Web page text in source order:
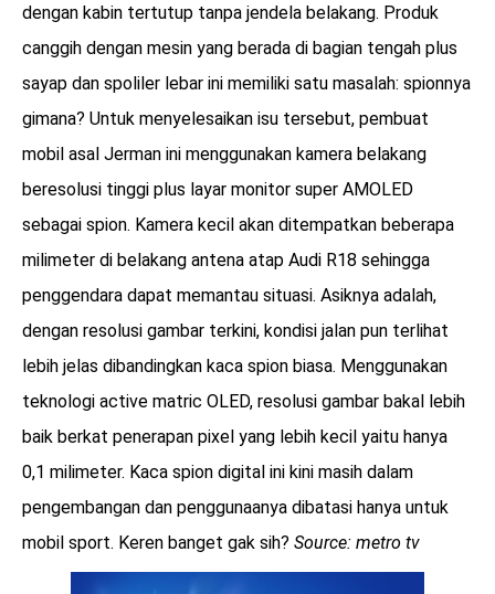
dengan kabin tertutup tanpa jendela belakang. Produk
canggih dengan mesin yang berada di bagian tengah plus
sayap dan spoliler lebar ini memiliki satu masalah: spionnya
gimana? Untuk menyelesaikan isu tersebut, pembuat
mobil asal Jerman ini menggunakan kamera belakang
beresolusi tinggi plus layar monitor super AMOLED
sebagai spion. Kamera kecil akan ditempatkan beberapa
milimeter di belakang antena atap Audi R18 sehingga
penggendara dapat memantau situasi. Asiknya adalah,
dengan resolusi gambar terkini, kondisi jalan pun terlihat
lebih jelas dibandingkan kaca spion biasa. Menggunakan
teknologi active matric OLED, resolusi gambar bakal lebih
baik berkat penerapan pixel yang lebih kecil yaitu hanya
0,1 milimeter. Kaca spion digital ini kini masih dalam
pengembangan dan penggunaanya dibatasi hanya untuk
mobil sport. Keren banget gak sih? Source: metro tv